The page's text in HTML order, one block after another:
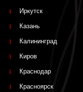
Иркутск
Казань
Калининград
Киров
Краснодар
Красноярск